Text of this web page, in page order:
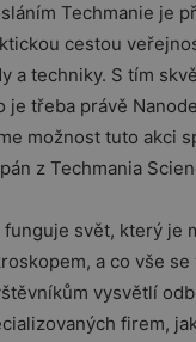
Techmanie je
cestou
a techniky. S tím
je třeba právě
možnost tuto akci
z Techmania
funguje svět, který je
a co vše se
vysvětlí
firem,